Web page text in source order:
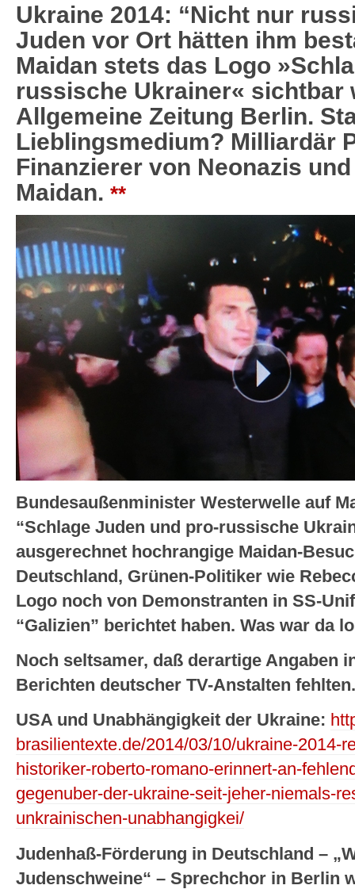
Ukraine 2014: “Nicht nur
Juden vor Ort hätten ihm
Maidan stets das Logo
russische Ukrainer« sichtbar
Allgemeine Zeitung Berlin.
Lieblingsmedium? Milliardär
Finanzierer von Neonazis
Maidan. **
Bundesaußenminister Westerwelle auf
“Schlage Juden und pro-russische
ausgerechnet hochrangige Maidan-
Deutschland, Grünen-Politiker wie
Logo noch von Demonstranten in SS-
“Galizien” berichtet haben. Was war da
Noch seltsamer, daß derartige Angaben
Berichten deutscher TV-Anstalten fehlten.
USA und Unabhängigkeit der Ukraine:
brasilientexte.de/2014/03/10/ukraine-2014-
historiker-roberto-romano-erinnert-an-
gegenuber-der-ukraine-seit-jeher-niemals-
unkrainischen-unabhangigkei/
Judenhaß-Förderung in Deutschland –
Judenschweine“ – Sprechchor in Berlin